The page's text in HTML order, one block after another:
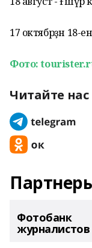
17 октябрҙән 18-
Фото:
Читайте нас
Фотобанк